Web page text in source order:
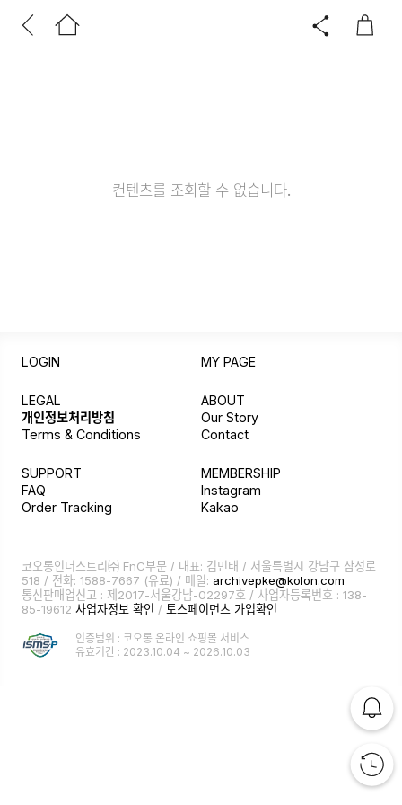
컨텐츠를 조회할 수 없습니다.
LOGIN MY PAGE
LEGAL
개인정보처리방침
Terms & Conditions
ABOUT
Our Story
Contact
SUPPORT
FAQ
Order Tracking
MEMBERSHIP
Instagram
Kakao
코오롱인더스트리㈜ FnC부문 / 대표: 김민태 / 서울특별시 강남구 삼성로
518 / 전화: 1588-7667 (유료) / 메일: archivepke@kolon.com
통신판매업신고 : 제2017-서울강남-02297호 / 사업자등록번호 : 138-
85-19612 사업자정보 확인 / 토스페이먼츠 가입확인
인증범위 : 코오롱 온라인 쇼핑몰 서비스
유효기간 : 2023.10.04 ~ 2026.10.03